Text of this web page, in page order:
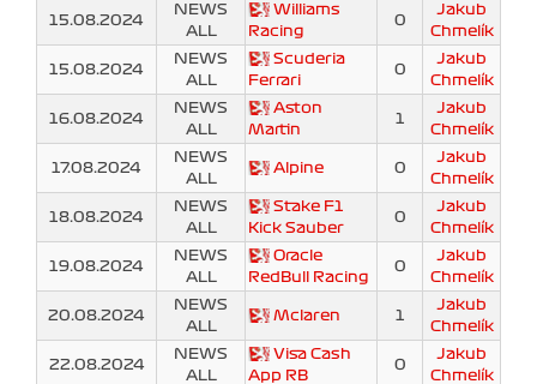
15.08.2024
NEWS
ALL
Williams
Racing
0
Jakub
Chmelík
15.08.2024
NEWS
ALL
Scuderia
Ferrari
0
Jakub
Chmelík
16.08.2024
NEWS
ALL
Aston
Martin
1
Jakub
Chmelík
17.08.2024
NEWS
ALL
Alpine 0
Jakub
Chmelík
18.08.2024
NEWS
ALL
Stake F1
Kick Sauber
0
Jakub
Chmelík
19.08.2024
NEWS
ALL
Oracle
RedBull Racing
0
Jakub
Chmelík
20.08.2024
NEWS
ALL
Mclaren 1
Jakub
Chmelík
22.08.2024
NEWS
ALL
Visa Cash
App RB
0
Jakub
Chmelík